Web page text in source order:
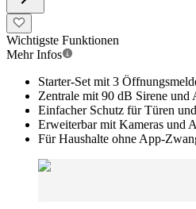
Wichtigste Funktionen
Mehr Infos
Starter-Set mit 3
Zentrale mit 90 dB Sirene
Einfacher Schutz für Türen
Erweiterbar mit Kameras und
Für Haushalte ohne App-